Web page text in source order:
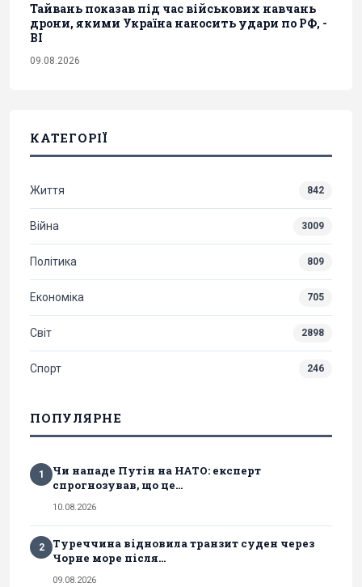
Тайвань показав під час військових навчань
дрони, якими Україна наносить удари по РФ, -
BI
09.08.2026
КАТЕГОРІЇ
Життя 842
Війна 3009
Політика 809
Економіка 705
Світ 2898
Спорт 246
ПОПУЛЯРНЕ
1
Чи нападе Путін на НАТО: експерт
спрогнозував, що це...
10.08.2026
2
Туреччина відновила транзит суден через
Чорне море після...
09.08.2026